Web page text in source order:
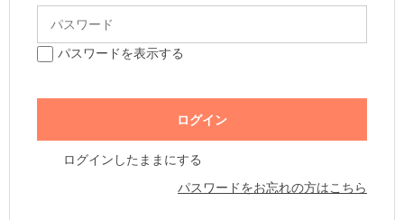
パスワードを表示する
ログインしたままにする
パスワードをお忘れの方はこちら